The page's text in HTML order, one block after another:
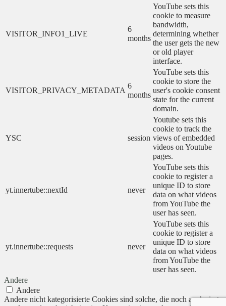
VISITOR_INFO1_LIVE
6
months
YouTube sets this
cookie to measure
bandwidth,
determining whether
the user gets the new
or old player
interface.
VISITOR_PRIVACY_METADATA
6
months
YouTube sets this
cookie to store the
user's cookie consent
state for the current
domain.
YSC session
Youtube sets this
cookie to track the
views of embedded
videos on Youtube
pages.
yt.innertube::nextId never
YouTube sets this
cookie to register a
unique ID to store
data on what videos
from YouTube the
user has seen.
yt.innertube::requests never
YouTube sets this
cookie to register a
unique ID to store
data on what videos
from YouTube the
user has seen.
Andere
Andere
Andere nicht kategorisierte Cookies sind solche, die noch analysiert